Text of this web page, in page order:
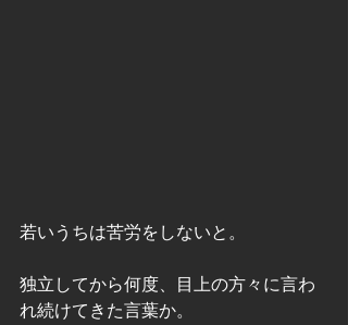
若いうちは苦労をしないと。
独立してから何度、目上の方々に言わ
れ続けてきた言葉か。